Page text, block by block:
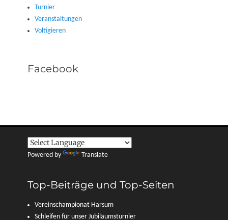
Turnier
Veranstaltungen
Voltigieren
Facebook
Powered by Translate
Top-Beiträge und Top-Seiten
Vereinschampionat Harsum
Schleifen für unser Jubiläumsturnier